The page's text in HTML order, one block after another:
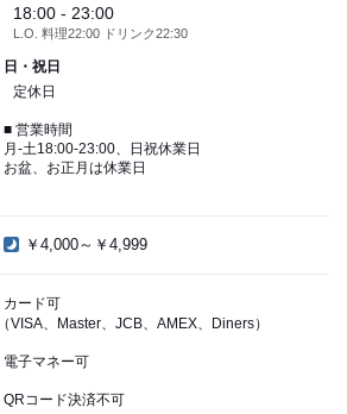
18:00 - 23:00
L.O. 料理22:00 ドリンク22:30
日・祝日
定休日
■ 営業時間
月-土18:00-23:00、日祝休業日
お盆、お正月は休業日
￥4,000～￥4,999
カード可
（VISA、Master、JCB、AMEX、Diners）
電子マネー可
QRコード決済不可